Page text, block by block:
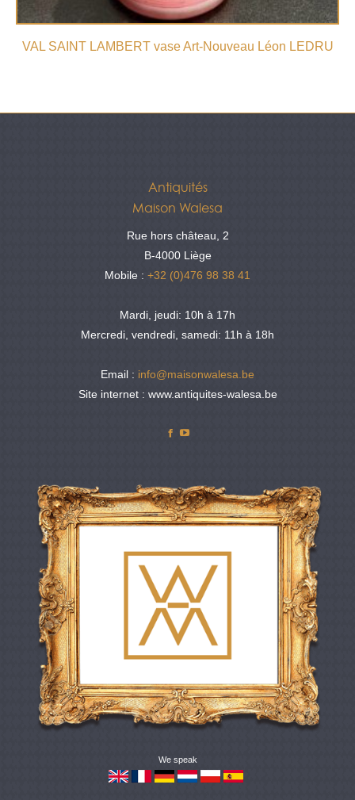
VAL SAINT LAMBERT vase Art-Nouveau Léon LEDRU
Antiquités
Maison Walesa
Rue hors château, 2
B-4000 Liège
Mobile : +32 (0)476 98 38 41
Mardi, jeudi: 10h à 17h
Mercredi, vendredi, samedi: 11h à 18h
Email : info@maisonwalesa.be
Site internet : www.antiquites-walesa.be
Facebook
We speak